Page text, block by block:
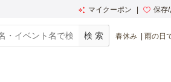
マイクーポン 保存
春休み 雨の日